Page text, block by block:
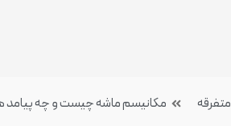
متفرقه مکانیسم ماشه چیست و چه پیامد